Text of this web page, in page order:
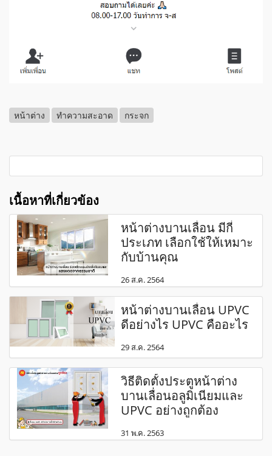
หน้าต่าง ทำความสะอาด กระจก
เนื้อหาที่เกี่ยวข้อง
หน้าต่างบานเลื่อน มีกี่
ประเภท เลือกใช้ให้เหมาะ
กับบ้านคุณ
26 ส.ค. 2564
หน้าต่างบานเลื่อน UPVC
ดีอย่างไร UPVC คืออะไร
29 ส.ค. 2564
วิธีติดตั้งประตูหน้าต่าง
บานเลื่อนอลูมิเนียมและ
UPVC อย่างถูกต้อง
31 พ.ค. 2563